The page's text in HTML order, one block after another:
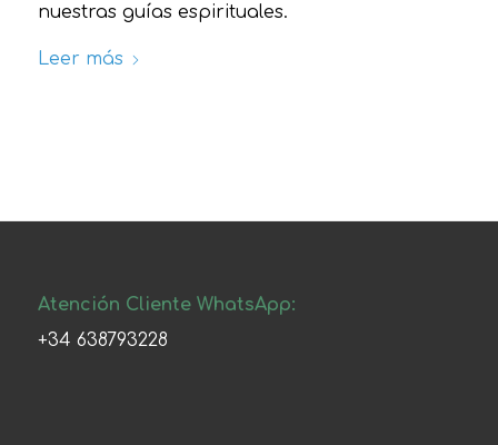
nuestras guías espirituales.
Leer más
Atención Cliente WhatsApp:
+34 638793228